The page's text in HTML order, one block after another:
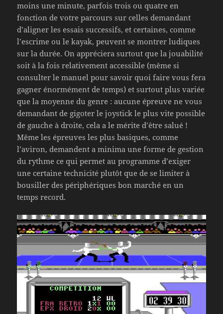
moins une minute, parfois trois ou quatre en
fonction de votre parcours sur celles demandant
d’aligner les essais successifs, et certaines, comme
l’escrime ou le kayak, peuvent se montrer ludiques
sur la durée. On appréciera surtout que la jouabilité
soit à la fois relativement accessible (même si
consulter le manuel pour savoir quoi faire vous fera
gagner énormément de temps) et surtout plus variée
que la moyenne du genre : aucune épreuve ne vous
demandant de gigoter le joystick le plus vite possible
de gauche à droite, cela a le mérite d’être salué !
Même les épreuves les plus basiques, comme
l’aviron, demandent a minima une forme de gestion
du rythme ce qui permet au programme d’exiger
une certaine technicité plutôt que de se limiter à
bousiller des périphériques bon marché en un
temps record.